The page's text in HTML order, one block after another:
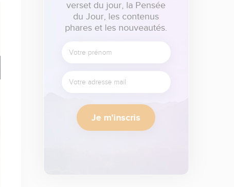
verset du jour, la Pensée
du Jour, les contenus
phares et les nouveautés.
Je m'inscris